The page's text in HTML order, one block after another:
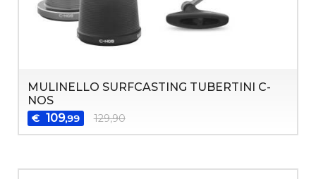
MULINELLO SURFCASTING TUBERTINI C-
NOS
€ 109,99 129,90